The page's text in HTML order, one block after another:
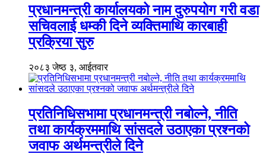
प्रधानमन्त्री कार्यालयको नाम दुरुपयोग गरी वडा
सचिवलाई धम्की दिने व्यक्तिमाथि कारबाही
प्रक्रिया सुरु
२०८३ जेष्ठ ३, आईतवार
प्रतिनिधिसभामा प्रधानमन्त्री नबोल्ने, नीति
तथा कार्यक्रममाथि सांसदले उठाएका प्रश्नको
जवाफ अर्थमन्त्रीले दिने